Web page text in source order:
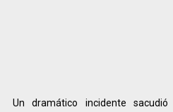
Un dramático incidente